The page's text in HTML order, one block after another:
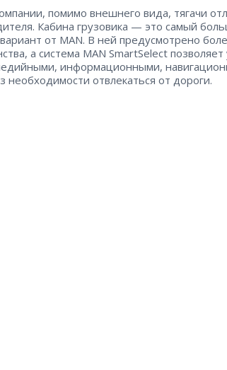
помимо внешнего вида, тягачи
Кабина грузовика — это самый
от MAN. В ней предусмотрено
а система MAN SmartSelect
информационными,
необходимости отвлекаться от дороги.